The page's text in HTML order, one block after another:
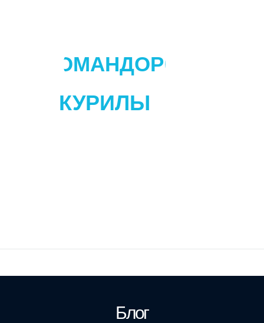
КУРИЛЫ
КОМАНДОРЫ
Блог